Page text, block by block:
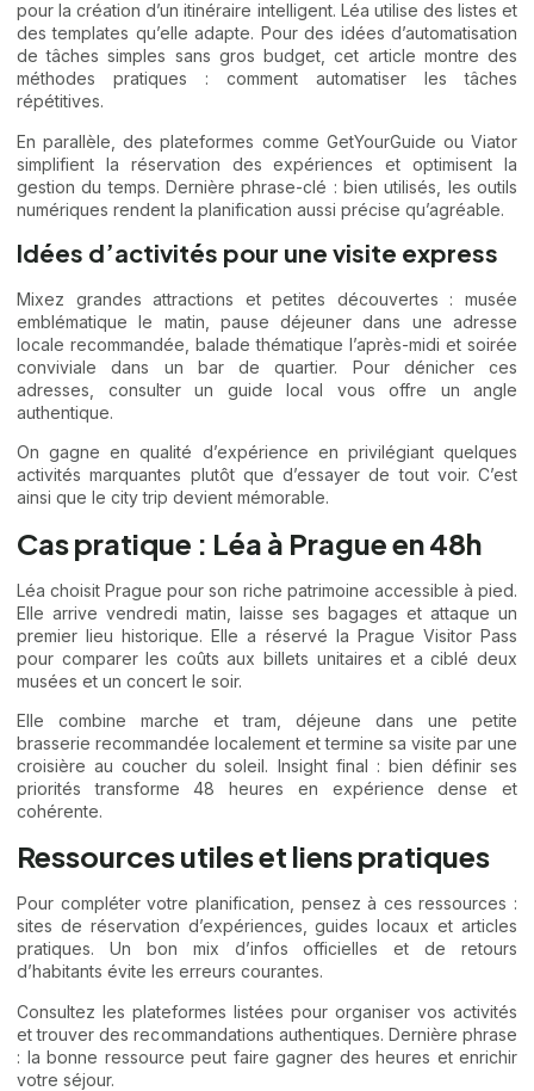
pour la création d’un itinéraire intelligent. Léa utilise des listes et
des templates qu’elle adapte. Pour des idées d’automatisation
de tâches simples sans gros budget, cet article montre des
méthodes pratiques : comment automatiser les tâches
répétitives.
En parallèle, des plateformes comme GetYourGuide ou Viator
simplifient la réservation des expériences et optimisent la
gestion du temps. Dernière phrase-clé : bien utilisés, les outils
numériques rendent la planification aussi précise qu’agréable.
Idées d’activités pour une visite express
Mixez grandes attractions et petites découvertes : musée
emblématique le matin, pause déjeuner dans une adresse
locale recommandée, balade thématique l’après-midi et soirée
conviviale dans un bar de quartier. Pour dénicher ces
adresses, consulter un guide local vous offre un angle
authentique.
On gagne en qualité d’expérience en privilégiant quelques
activités marquantes plutôt que d’essayer de tout voir. C’est
ainsi que le city trip devient mémorable.
Cas pratique : Léa à Prague en 48h
Léa choisit Prague pour son riche patrimoine accessible à pied.
Elle arrive vendredi matin, laisse ses bagages et attaque un
premier lieu historique. Elle a réservé la Prague Visitor Pass
pour comparer les coûts aux billets unitaires et a ciblé deux
musées et un concert le soir.
Elle combine marche et tram, déjeune dans une petite
brasserie recommandée localement et termine sa visite par une
croisière au coucher du soleil. Insight final : bien définir ses
priorités transforme 48 heures en expérience dense et
cohérente.
Ressources utiles et liens pratiques
Pour compléter votre planification, pensez à ces ressources :
sites de réservation d’expériences, guides locaux et articles
pratiques. Un bon mix d’infos officielles et de retours
d’habitants évite les erreurs courantes.
Consultez les plateformes listées pour organiser vos activités
et trouver des recommandations authentiques. Dernière phrase
: la bonne ressource peut faire gagner des heures et enrichir
votre séjour.